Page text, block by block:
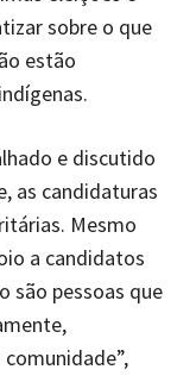
sobre o que
estão
e discutido
as candidaturas
Mesmo
a candidatos
são pessoas que